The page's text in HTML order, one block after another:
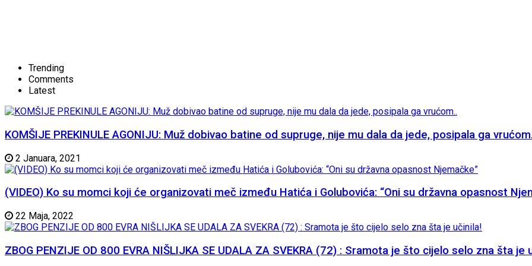
Trending
Comments
Latest
KOMŠIJE PREKINULE AGONIJU: Muž dobivao batine od supruge, nije mu dala da jede, posipala ga
2 Januara, 2021
(VIDEO) Ko su momci koji će organizovati meč između Hatića i Golubovića: “Oni su državna opasnost
22 Maja, 2022
ZBOG PENZIJE OD 800 EVRA NIŠLIJKA SE UDALA ZA SVEKRA (72) : Sramota je što cijelo selo zna šta je